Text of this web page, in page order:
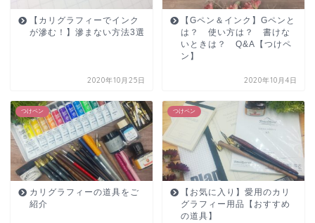
【カリグラフィーでインク
が滲む！】滲まない方法3選
2020年10月25日
【Gペン＆インク】Gペンと
は？ 使い方は？ 書けな
いときは？ Q&A【つけペ
ン】
2020年10月4日
つけペン
カリグラフィーの道具をご
紹介
つけペン
【お気に入り】愛用のカリ
グラフィー用品【おすすめ
の道具】